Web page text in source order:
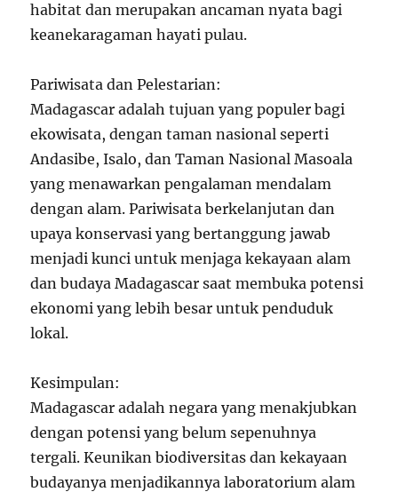
habitat dan merupakan ancaman nyata bagi
keanekaragaman hayati pulau.
Pariwisata dan Pelestarian:
Madagascar adalah tujuan yang populer bagi
ekowisata, dengan taman nasional seperti
Andasibe, Isalo, dan Taman Nasional Masoala
yang menawarkan pengalaman mendalam
dengan alam. Pariwisata berkelanjutan dan
upaya konservasi yang bertanggung jawab
menjadi kunci untuk menjaga kekayaan alam
dan budaya Madagascar saat membuka potensi
ekonomi yang lebih besar untuk penduduk
lokal.
Kesimpulan:
Madagascar adalah negara yang menakjubkan
dengan potensi yang belum sepenuhnya
tergali. Keunikan biodiversitas dan kekayaan
budayanya menjadikannya laboratorium alam